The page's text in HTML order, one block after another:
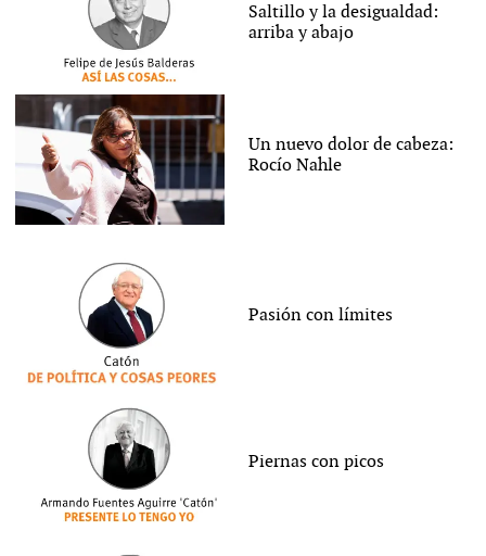
Saltillo y la desigualdad:
arriba y abajo
Un nuevo dolor de cabeza:
Rocío Nahle
Pasión con límites
Piernas con picos